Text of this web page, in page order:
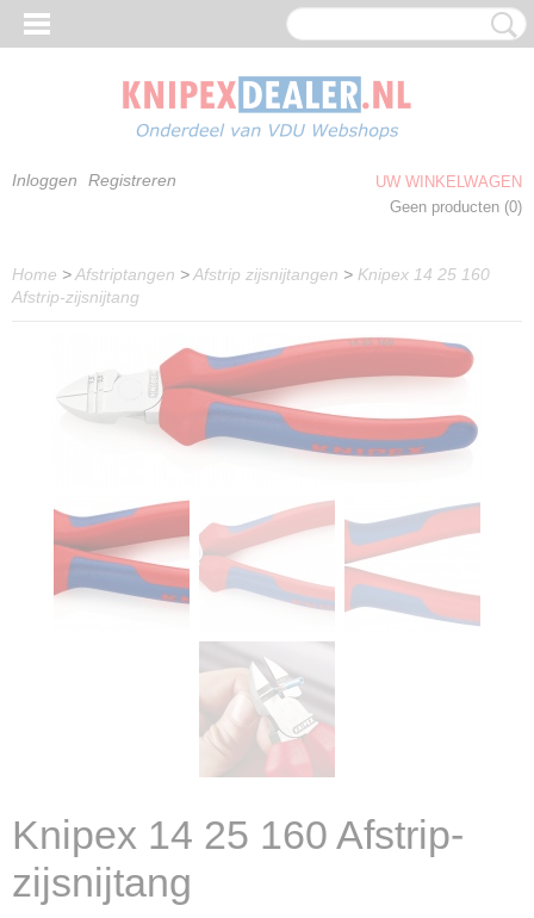
Inloggen Registreren
UW WINKELWAGEN
Geen producten (0)
Home >Afstriptangen >Afstrip zijsnijtangen > Knipex 14 25 160
Afstrip-zijsnijtang
Knipex 14 25 160 Afstrip-
zijsnijtang